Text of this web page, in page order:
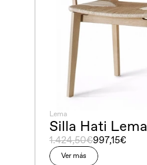
Ver más
Lema
Silla Hati Lema
997,15€
1.424,50€